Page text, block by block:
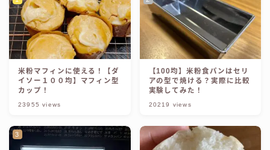
米粉マフィンに使える！【ダ
イソー１００均】マフィン型
カップ！
23955 views
【100均】米粉食パンはセリ
アの型で焼ける？実際に比較
実験してみた！
20219 views